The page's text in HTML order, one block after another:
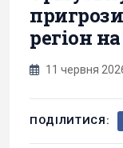
регіон
11 червня
ПОДІЛИТИСЯ: